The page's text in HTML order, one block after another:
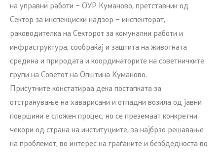
на управни работи – ОУР Куманово, претставник од
Сектор за инспекциски надзор – инспекторат,
раководителка на Секторот за комунални работи и
инфраструктура, сообраќај и заштита на животната
средина и природата и координаторите на советничките
групи на Советот на Општина Куманово.
Присутните констатираа дека постапката за
отстранување на хаварисани и отпадни возила од јавни
површини е сложен процес, но се преземаат конкретни
чекори од страна на институциите, за најбрзо решавање
на проблемот, во интерес на граѓаните и безбдедноста во